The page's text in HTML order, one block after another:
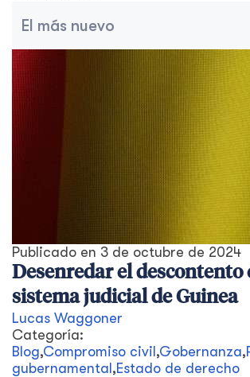
Publicado en 3 de octubre de 2024
Desenredar el descontento
sistema judicial de Guinea
Lucas Waggoner
Categoría:
Blog,Compromiso civil ,Gobernanza,
gubernamental ,Estado de derecho